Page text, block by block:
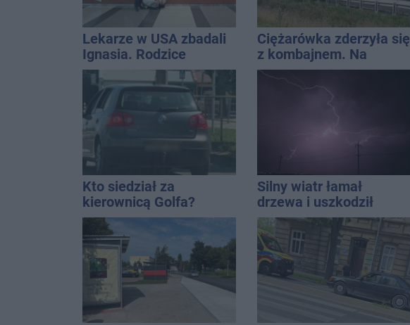
Lekarze w USA zbadali
Ignasia. Rodzice
przekazali wieści
Ciężarówka zderzyła się
z kombajnem. Na
miejscu lądował
śmigłowiec LPR
Kto siedział za
kierownicą Golfa?
Kierowca zbiegł po
kolizji
Silny wiatr łamał
drzewa i uszkodził
dach. To nie koniec
ostrzeżeń